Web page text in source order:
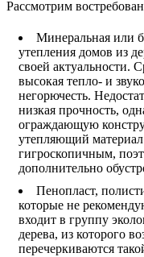
Рассмотрим
Минеральная или
утепления домов из
своей актуальности.
высокая тепло- и
негорючесть.
низкая прочность,
ограждающую
утепляющий материал
гигроскопичным,
дополнительно
Пенопласт,
которые не
входит в группу
дерева, из которого
перечеркиваются